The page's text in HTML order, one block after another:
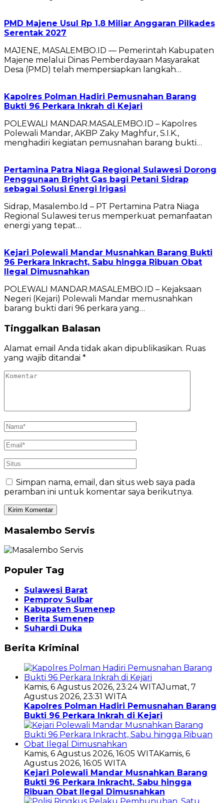
PMD Majene Usul Rp 1,8 Miliar Anggaran Pilkades
Serentak 2027
MAJENE, MASALEMBO.ID — Pemerintah Kabupaten
Majene melalui Dinas Pemberdayaan Masyarakat
Desa (PMD) telah mempersiapkan langkah…
Kapolres Polman Hadiri Pemusnahan Barang
Bukti 96 Perkara Inkrah di Kejari
POLEWALI MANDAR.MASALEMBO.ID – Kapolres
Polewali Mandar, AKBP Zaky Maghfur, S.I.K.,
menghadiri kegiatan pemusnahan barang bukti…
Pertamina Patra Niaga Regional Sulawesi Dorong
Penggunaan Bright Gas bagi Petani Sidrap
sebagai Solusi Energi Irigasi
Sidrap, Masalembo.Id – PT Pertamina Patra Niaga
Regional Sulawesi terus memperkuat pemanfaatan
energi yang tepat…
Kejari Polewali Mandar Musnahkan Barang Bukti
96 Perkara Inkracht, Sabu hingga Ribuan Obat
Ilegal Dimusnahkan
POLEWALI MANDAR.MASALEMBO.ID – Kejaksaan
Negeri (Kejari) Polewali Mandar memusnahkan
barang bukti dari 96 perkara yang…
Tinggalkan Balasan
Alamat email Anda tidak akan dipublikasikan. Ruas
yang wajib ditandai *
Simpan nama, email, dan situs web saya pada
peramban ini untuk komentar saya berikutnya.
Masalembo Servis
Populer Tag
Sulawesi Barat
Pemprov Sulbar
Kabupaten Sumenep
Berita Sumenep
Suhardi Duka
Berita Kriminal
Kamis, 6 Agustus 2026, 23:24 WITAJumat, 7
Agustus 2026, 23:31 WITA
Kapolres Polman Hadiri Pemusnahan Barang
Bukti 96 Perkara Inkrah di Kejari
Kamis, 6 Agustus 2026, 16:05 WITAKamis, 6
Agustus 2026, 16:05 WITA
Kejari Polewali Mandar Musnahkan Barang
Bukti 96 Perkara Inkracht, Sabu hingga
Ribuan Obat Ilegal Dimusnahkan